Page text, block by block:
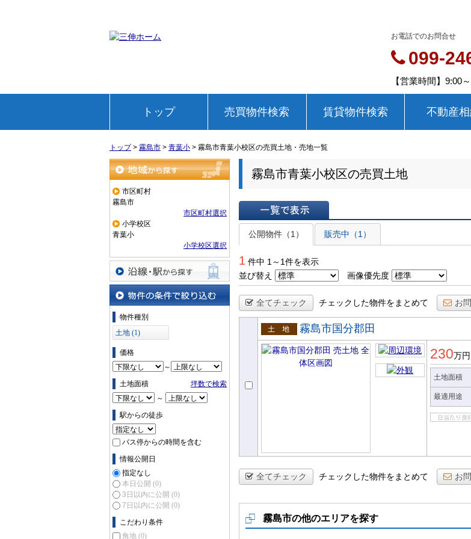
お電話でのお問合せ
099-
【営業時間】9:00
トップ 売買物件検索 賃貸物件検索 不動産
トップ> 霧島市 > 青葉小 > 霧島市青葉小校区の売買土地・売地一覧
地域から探す
市区町村
霧島市
市区町村選択
小学校区
青葉小
小学校区選択
沿線・駅から探す
物件の条件で絞り込む
物件種別
土地 (1)
価格
～
土地面積
坪数で検索
～
駅からの徒歩
バス停からの時間を含む
情報公開日
指定なし
本日公開 (0)
3日以内に公開 (0)
7日以内に公開 (0)
こだわり条件
角地 (0)
霧島市青葉小校区の売買土地
一覧で表示
公開物件（1）
販売中（1）
1 件中 1～1件を表示
並び替え
画像優先度
全てチェック チェックした物件をまとめて お
売土地
霧島市国分郡田
230万円
土地面積
最適用途
全てチェック チェックした物件をまとめて お
霧島市の他のエリアを探す